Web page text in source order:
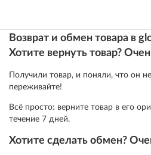
Возврат и обмен товара в
Хотите вернуть товар?
Получили товар, и поняли, что он
переживайте!
Всё просто: верните товар в его
течение 7 дней.
Хотите сделать обмен?